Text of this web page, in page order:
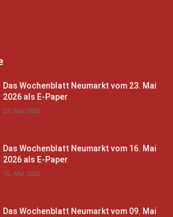
Das Wochenblatt Neumarkt vom 23. Mai
2026 als E-Paper
23. Mai 2026
Das Wochenblatt Neumarkt vom 16. Mai
2026 als E-Paper
16. Mai 2026
Das Wochenblatt Neumarkt vom 09. Mai